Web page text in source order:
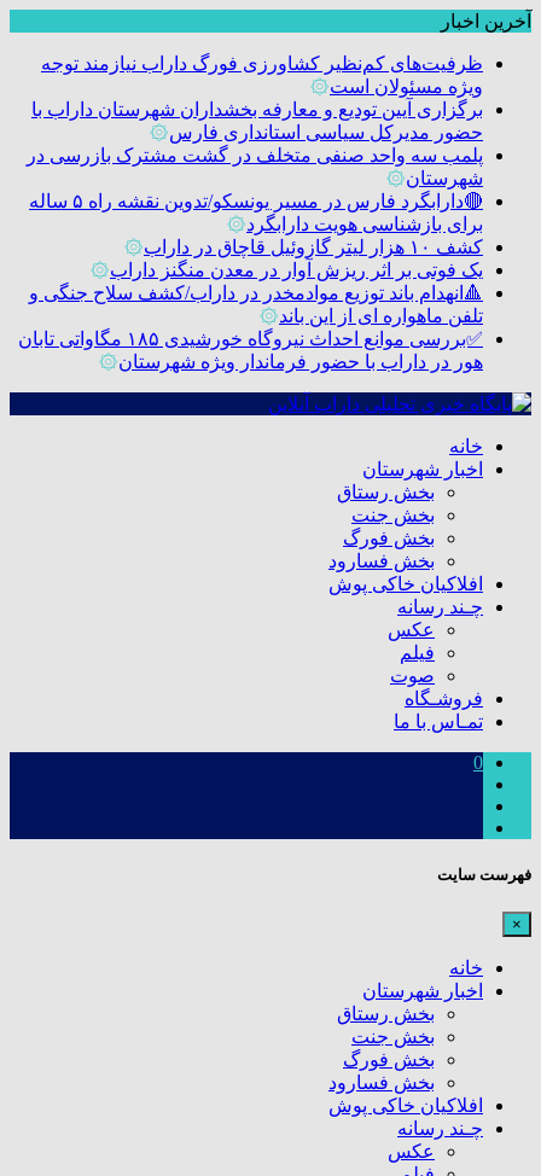
آخرین اخبار
ظرفیت‌های کم‌نظیر کشاورزی فورگ داراب نیازمند توجه
ویژه مسئولان است۞
برگزاری آیین تودیع و معارفه بخشداران شهرستان داراب با
حضور مدیرکل سیاسی استانداری فارس۞
پلمب سه واحد صنفی متخلف در گشت مشترک بازرسی در
شهرستان۞
🔴دارابگرد فارس در مسیر یونسکو/تدوین نقشه راه ۵ ساله
برای بازشناسی هویت دارابگرد۞
کشف ۱۰ هزار لیتر گازوئیل قاچاق در داراب
۞
یک فوتی بر اثر ریزش آوار در معدن منگنز داراب۞
🔺انهدام باند توزیع موادمخدر در داراب/کشف سلاح جنگی و
تلفن ماهواره ای از این باند۞
✅بررسی موانع احداث نیروگاه خورشیدی ۱۸۵ مگاواتی تابان
هور در داراب با حضور فرماندار ویژه شهرستان۞
خانه
اخبار شهرستان
بخش رستاق
بخش جنت
بخش فورگ
بخش فسارود
افلاکیان خاکی پوش
چـند رسانه
عکس
فیلم
صوت
فروشـگاه
تمـاس با ما
0
فهرست سایت
×
خانه
اخبار شهرستان
بخش رستاق
بخش جنت
بخش فورگ
بخش فسارود
افلاکیان خاکی پوش
چـند رسانه
عکس